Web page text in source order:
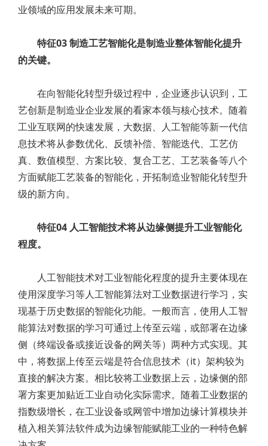
业领域的应用发展未来可期。
特征03 制造工艺智能化是制造业整体智能化提升
的关键。
在向智能化转型升级过程中，企业逐步认识到，工
艺创新是制造业企业发展的看家本领与核心技术。随着
工业互联网的快速发展，大数据、人工智能等新一代信
息技术将从参数优化、反馈补偿、智能迭代、工艺仿
真、数值模型、方案比较、复合工艺、工艺装备等八个
方面赋能工艺装备的智能化，开拓制造业智能化转型升
级的新方向。
特征04 人工智能技术将从边缘侧提升工业智能化
程度。
人工智能技术对工业智能化程度的提升主要体现在
使用深度学习等人工智能算法对工业数据进行学习，实
现基于历史数据的智能化功能。一般而言，使用人工智
能算法对数据的学习可通过上传至云端，或部署在边缘
侧（终端设备或接近设备的网关等）两种方式实现。其
中，将数据上传至云端是符合信息技术（it）架构较为
直接的解决方案。相比较将工业数据上云，边缘侧的部
署方案更加贴近工业自动化实际需求。随着工业数据的
指数级增长，在工业设备或网管中增加边缘计算模块并
植入相关算法软件成为边缘智能赋能工业的一种特色解